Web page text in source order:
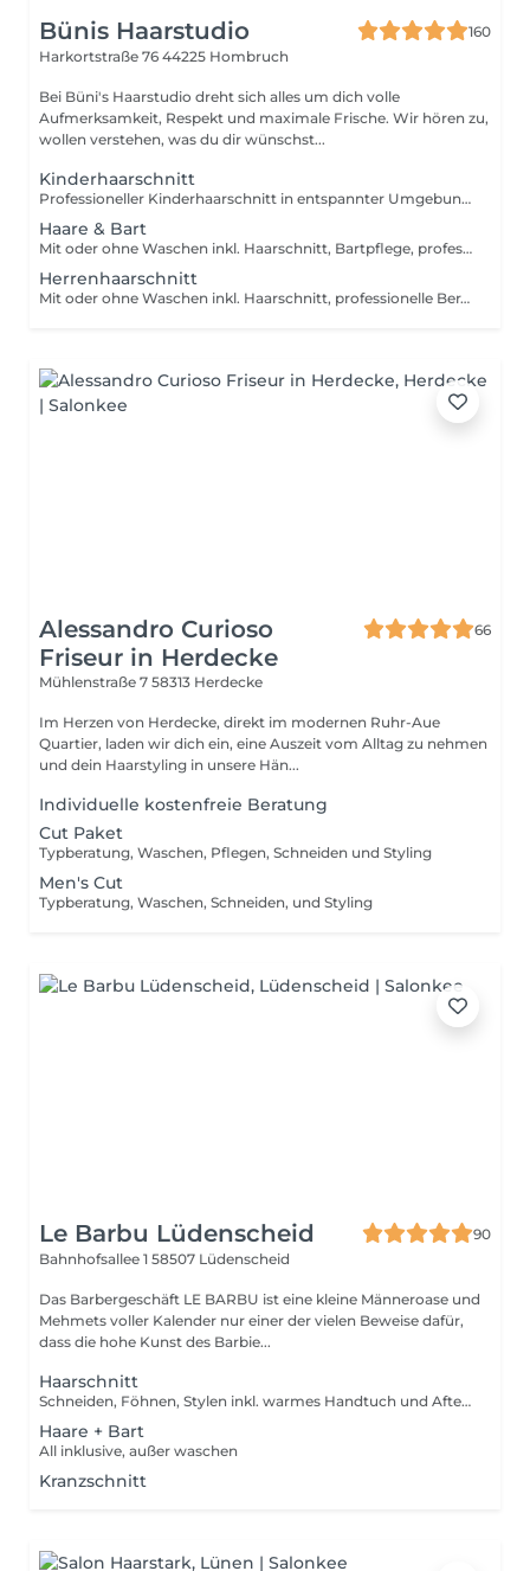
Bünis Haarstudio
160
Harkortstraße 76 44225 Hombruch
Bei Büni's Haarstudio dreht sich alles um dich volle
Aufmerksamkeit, Respekt und maximale Frische. Wir hören zu,
wollen verstehen, was du dir wünschst...
Kinderhaarschnitt
Professioneller Kinderhaarschnitt in entspannter Umgebung für Kinder bis zu 10 Jahren. Mit Geduld, Sorgfalt und einem Blick fürs Detail sorgen wir für ein perfektes Ergebnis. #Maximalefrische
Haare & Bart
Mit oder ohne Waschen inkl. Haarschnitt, Bartpflege, professionelle Beratung, Styling und Hot Towel. Ob klassischer Schnitt, moderner Fade oder Taper, dazu präzise Bartkonturen oder komplette Bartpflege wir sorgen für einen gepflegten, frischen Look von Kopf bis Bart. #Maximalefrische
Herrenhaarschnitt
Mit oder ohne Waschen inkl. Haarschnitt, professionelle Beratung und Styling. Ob klassischer Schnitt, moderner Fade oder Taper wir passen den Look individuell an deinen Typ an und sorgen für ein perfektes Ergebnis. #Maximalefrische
Alessandro Curioso
Friseur in Herdecke
66
Mühlenstraße 7 58313 Herdecke
Im Herzen von Herdecke, direkt im modernen Ruhr-Aue
Quartier, laden wir dich ein, eine Auszeit vom Alltag zu nehmen
und dein Haarstyling in unsere Hän...
Individuelle kostenfreie Beratung
Cut Paket
Typberatung, Waschen, Pflegen, Schneiden und Styling
Men's Cut
Typberatung, Waschen, Schneiden, und Styling
Le Barbu Lüdenscheid
90
Bahnhofsallee 1 58507 Lüdenscheid
Das Barbergeschäft LE BARBU ist eine kleine Männeroase und
Mehmets voller Kalender nur einer der vielen Beweise dafür,
dass die hohe Kunst des Barbie...
Haarschnitt
Schneiden, Föhnen, Stylen inkl. warmes Handtuch und Aftershave
Haare + Bart
All inklusive, außer waschen
Kranzschnitt